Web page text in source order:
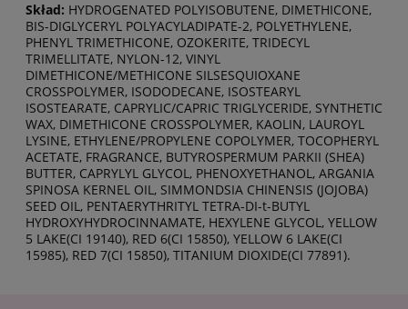
Skład: HYDROGENATED POLYISOBUTENE, DIMETHICONE,
BIS-DIGLYCERYL POLYACYLADIPATE-2, POLYETHYLENE,
PHENYL TRIMETHICONE, OZOKERITE, TRIDECYL
TRIMELLITATE, NYLON-12, VINYL
DIMETHICONE/METHICONE SILSESQUIOXANE
CROSSPOLYMER, ISODODECANE, ISOSTEARYL
ISOSTEARATE, CAPRYLIC/CAPRIC TRIGLYCERIDE, SYNTHETIC
WAX, DIMETHICONE CROSSPOLYMER, KAOLIN, LAUROYL
LYSINE, ETHYLENE/PROPYLENE COPOLYMER, TOCOPHERYL
ACETATE, FRAGRANCE, BUTYROSPERMUM PARKII (SHEA)
BUTTER, CAPRYLYL GLYCOL, PHENOXYETHANOL, ARGANIA
SPINOSA KERNEL OIL, SIMMONDSIA CHINENSIS (JOJOBA)
SEED OIL, PENTAERYTHRITYL TETRA-DI-t-BUTYL
HYDROXYHYDROCINNAMATE, HEXYLENE GLYCOL, YELLOW
5 LAKE(CI 19140), RED 6(CI 15850), YELLOW 6 LAKE(CI
15985), RED 7(CI 15850), TITANIUM DIOXIDE(CI 77891).